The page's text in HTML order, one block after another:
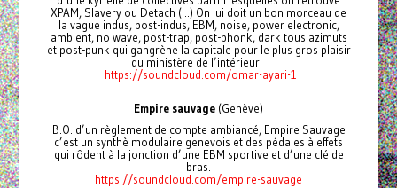
XPAM, Slavery ou Detach (...) On lui doit un bon morceau de
la vague indus, post-indus, EBM, noise, power electronic,
ambient, no wave, post-trap, post-phonk, dark tous azimuts
et post-punk qui gangrène la capitale pour le plus gros plaisir
du ministère de l’intérieur.
https://soundcloud.com/omar-ayari-1
Empire sauvage (Genève)
B.O. d’un règlement de compte ambiancé, Empire Sauvage
c’est un synthè modulaire genevois et des pédales à effets
qui rôdent à la jonction d’une EBM sportive et d’une clé de
bras.
https://soundcloud.com/empire-sauvage